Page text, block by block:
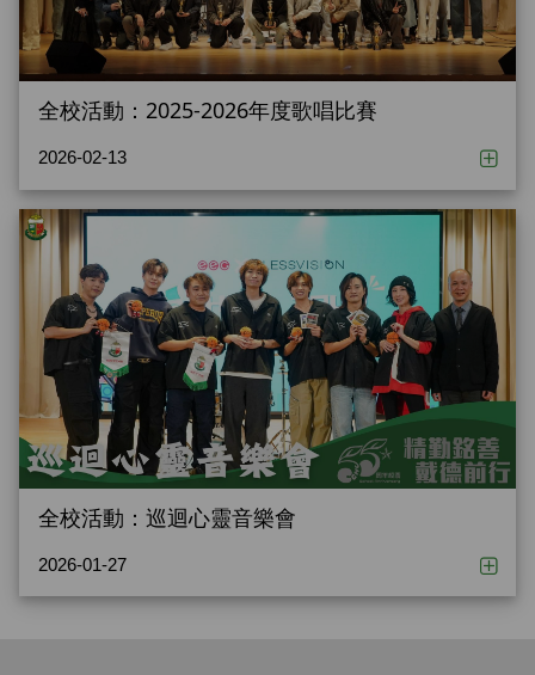
全校活動：2025-2026年度歌唱比賽
2026-02-13
全校活動：巡迴心靈音樂會
2026-01-27